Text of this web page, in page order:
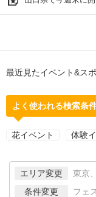
最近見たイベント&ス
よく使われる検索条
花イベント 体験
エリア変更 東京
条件変更 フェ